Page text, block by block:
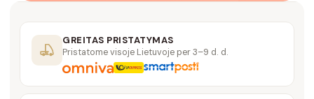
GREITAS PRISTATYMAS
Pristatome visoje Lietuvoje per 3–9 d. d.